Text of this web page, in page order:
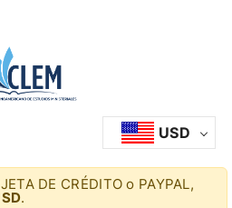
USD
DE CRÉDITO o PAYPAL,
.